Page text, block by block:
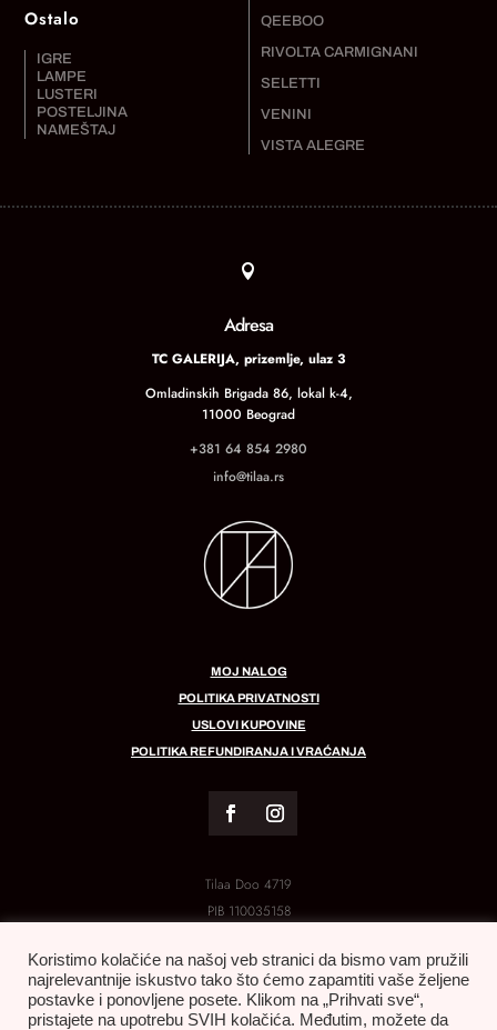
Ostalo
IGRE
LAMPE
LUSTERI
POSTELJINA
NAMEŠTAJ
QEEBOO
RIVOLTA CARMIGNANI
SELETTI
VENINI
VISTA ALEGRE

Adresa
TC GALERIJA, prizemlje, ulaz 3
Omladinskih Brigada 86, lokal k-4,
11000 Beograd
+381 64 854 2980
info@tilaa.rs
MOJ NALOG
POLITIKA PRIVATNOSTI
USLOVI KUPOVINE
POLITIKA REFUNDIRANJA I VRAĆANJA
Tilaa Doo 4719
PIB 110035158
Koristimo kolačiće na našoj veb stranici da bismo vam pružili
najrelevantnije iskustvo tako što ćemo zapamtiti vaše željene
postavke i ponovljene posete. Klikom na „Prihvati sve“,
pristajete na upotrebu SVIH kolačića. Međutim, možete da